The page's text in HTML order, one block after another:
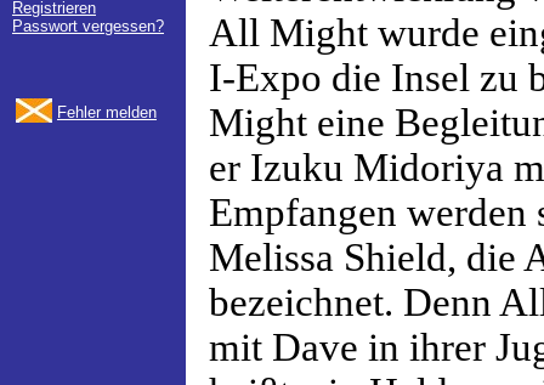
Registrieren
Passwort vergessen?
Fehler melden
All Might wurde
I-Expo die Insel zu
Might eine
er Izuku Midoriya
Empfangen werden
Melissa Shield, die
bezeichnet. Denn
mit Dave in ihrer